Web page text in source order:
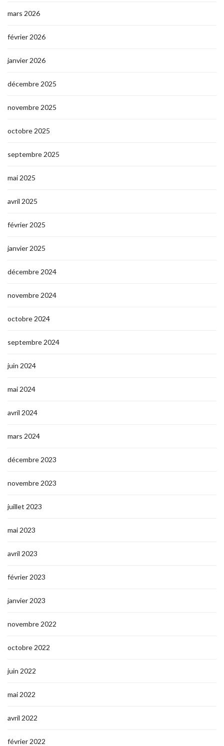
mars 2026
février 2026
janvier 2026
décembre 2025
novembre 2025
octobre 2025
septembre 2025
mai 2025
avril 2025
février 2025
janvier 2025
décembre 2024
novembre 2024
octobre 2024
septembre 2024
juin 2024
mai 2024
avril 2024
mars 2024
décembre 2023
novembre 2023
juillet 2023
mai 2023
avril 2023
février 2023
janvier 2023
novembre 2022
octobre 2022
juin 2022
mai 2022
avril 2022
février 2022